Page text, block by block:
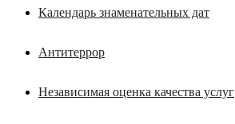
Календарь знаменательных дат
Антитеррор
Независимая оценка качества услуг